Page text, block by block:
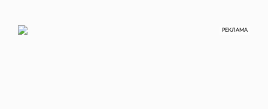
РЕКЛАМА